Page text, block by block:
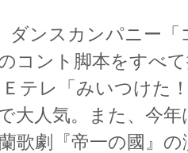
ダンスカンパニー
コント脚本をすべ
テレ「みいつけた
大人気。また、今
歌劇『帝一の國』